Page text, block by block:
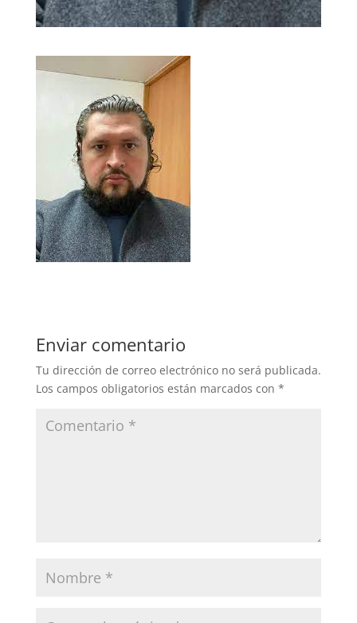
Enviar comentario
Tu dirección de correo electrónico no será publicada.
Los campos obligatorios están marcados con *